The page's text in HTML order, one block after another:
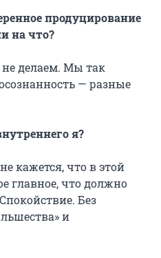
продуцирование
на что?
делаем. Мы так
— разные
я?
кажется, что в этой
главное, что должно
Без
и